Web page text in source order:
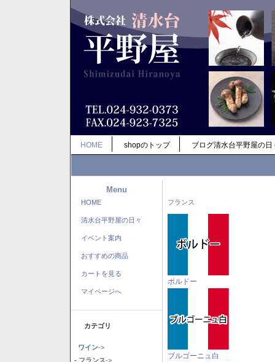
HOME shopのトップ ブログ清水台平野屋の日
Menu
HOME
清水台平野屋の日々
イベント案内
おすすめの商品
カートを見る
マイページへ
カテゴリ
ワイン->
- フランス->
フランス
ボルドー
ブルゴーニュ白